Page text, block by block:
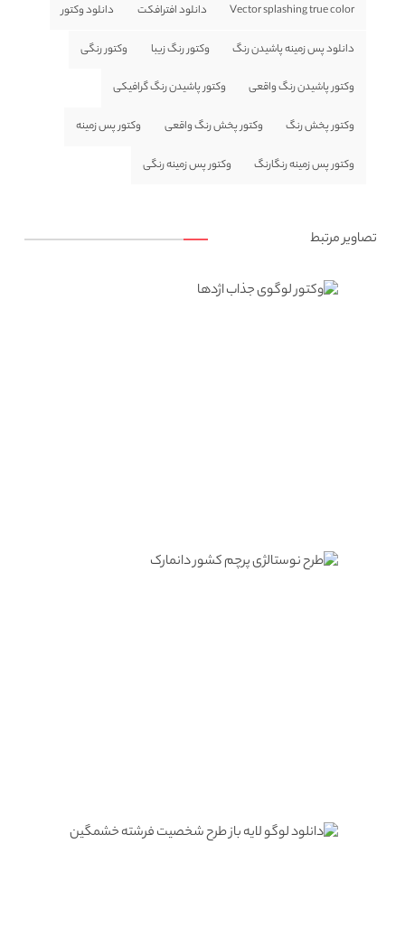
Vector splashing true color دانلود افترافکت دانلود وکتور
دانلود پس زمینه پاشیدن رنگ وکتور رنگ زیبا وکتور رنگی
وکتور پاشیدن رنگ واقعی وکتور پاشیدن رنگ گرافیکی
وکتور پخش رنگ وکتور پخش رنگ واقعی وکتور پس زمینه
وکتور پس زمینه رنگارنگ وکتور پس زمینه رنگی
تصاویر مرتبط